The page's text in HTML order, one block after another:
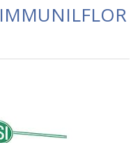
IMMUNILFLOR